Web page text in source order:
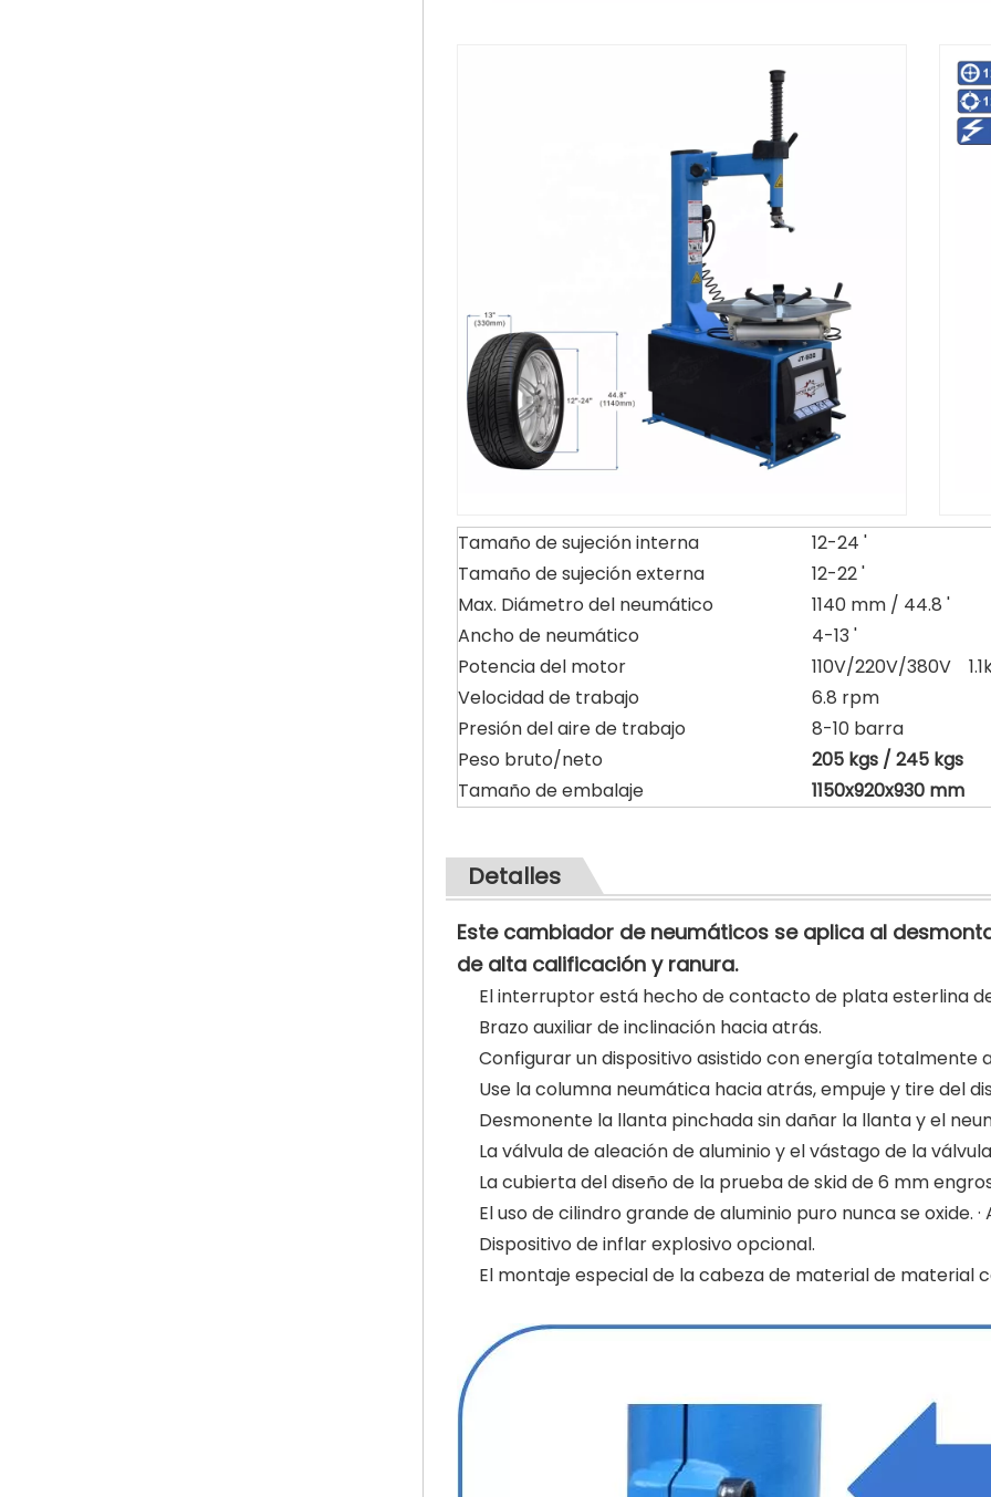
Tamaño de sujeción interna
12-24 '
Tamaño de sujeción externa
12-22 '
Max. Diámetro del neumático
1140 mm / 44.8 '
Ancho de neumático
4-13 '
Potencia del motor
110V/220V/380V
Velocidad de trabajo
6.8 rpm
Presión del aire de trabajo
8-10 barra
Peso bruto/neto
205 kgs / 245 kgs
Tamaño de embalaje
1150x920x930 mm
Detalles
Este cambiador de neumáticos se aplica al
de alta calificación y ranura.
El interruptor está hecho de contacto de plata esterlina
Brazo auxiliar de inclinación hacia atrás.
Configurar un dispositivo asistido con energía totalmente
Use la columna neumática hacia atrás, empuje y tire del
Desmonente la llanta pinchada sin dañar la llanta y el
La válvula de aleación de aluminio y el vástago de la
La cubierta del diseño de la prueba de skid de 6 mm
El uso de cilindro grande de aluminio puro nunca se oxide.
Dispositivo de inflar explosivo opcional.
El montaje especial de la cabeza de material de material